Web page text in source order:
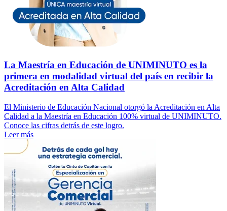
La Maestría en Educación de UNIMINUTO es la
primera en modalidad virtual del país en recibir la
Acreditación en Alta Calidad
El Ministerio de Educación Nacional otorgó la Acreditación en Alta
Calidad a la Maestría en Educación 100% virtual de UNIMINUTO.
Conoce las cifras detrás de este logro.
Leer más